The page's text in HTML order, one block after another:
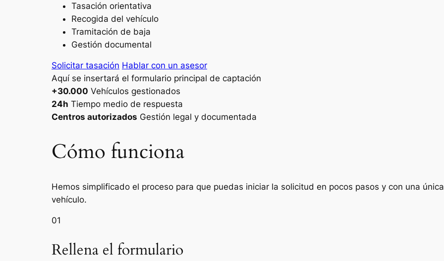
Tasación orientativa
Recogida del vehículo
Tramitación de baja
Gestión documental
Solicitar tasación Hablar con un asesor
Aquí se insertará el formulario principal de captación
+30.000 Vehículos gestionados
24h Tiempo medio de respuesta
Centros autorizados Gestión legal y documentada
Cómo funciona
Hemos simplificado el proceso para que puedas iniciar la solicitud en pocos pasos y con una
vehículo.
01
Rellena el formulario